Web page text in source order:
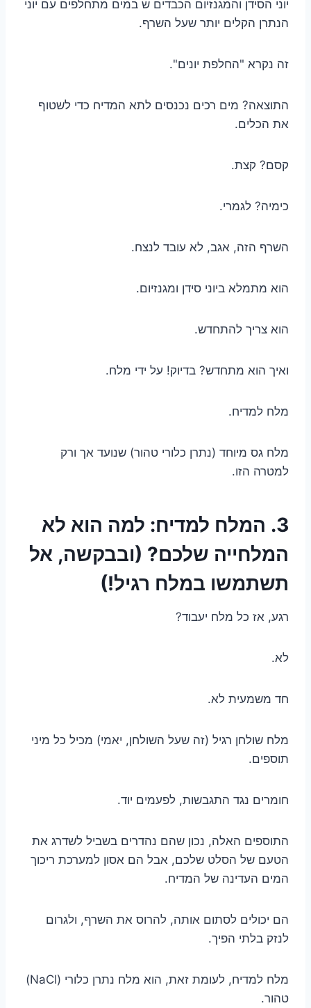
יוני הסידן והמגנזיום הכבדים ש במים מתחלפים עם יוני
הנתרן הקלים יותר שעל השרף.
זה נקרא "החלפת יונים".
התוצאה? מים רכים נכנסים לתא המדיח כדי לשטוף
את הכלים.
קסם? קצת.
כימיה? לגמרי.
השרף הזה, אגב, לא עובד לנצח.
הוא מתמלא ביוני סידן ומגנזיום.
הוא צריך להתחדש.
ואיך הוא מתחדש? בדיוק! על ידי מלח.
מלח למדיח.
מלח גס מיוחד (נתרן כלורי טהור) שנועד אך ורק
למטרה הזו.
3. המלח למדיח: למה הוא לא
המלחייה שלכם? (ובבקשה, אל
תשתמשו במלח רגיל!)
רגע, אז כל מלח יעבוד?
לא.
חד משמעית לא.
מלח שולחן רגיל (זה שעל השולחן, יאמי) מכיל כל מיני
תוספים.
חומרים נגד התגבשות, לפעמים יוד.
התוספים האלה, נכון שהם נהדרים בשביל לשדרג את
הטעם של הסלט שלכם, אבל הם אסון למערכת ריכוך
המים העדינה של המדיח.
הם יכולים לסתום אותה, להרוס את השרף, ולגרום
לנזק בלתי הפיך.
מלח למדיח, לעומת זאת, הוא מלח נתרן כלורי (NaCl)
טהור.